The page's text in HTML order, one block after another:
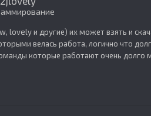
lovely и другие) их может взять и
велась работа, логично что
которые работают очень долго